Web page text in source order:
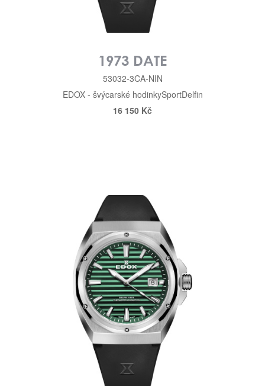
1973 DATE
53032-3CA-NIN
EDOX - švýcarské hodinkySportDelfin
16 150 Kč